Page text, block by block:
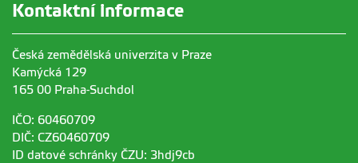
Kontaktní informace
Česká zemědělská univerzita v Praze
Kamýcká 129
165 00 Praha-Suchdol
IČO: 60460709
DIČ: CZ60460709
ID datové schránky ČZU: 3hdj9cb